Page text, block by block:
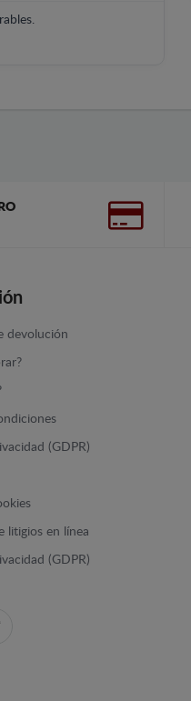
devolución
(GDPR)
litigios en línea
(GDPR)